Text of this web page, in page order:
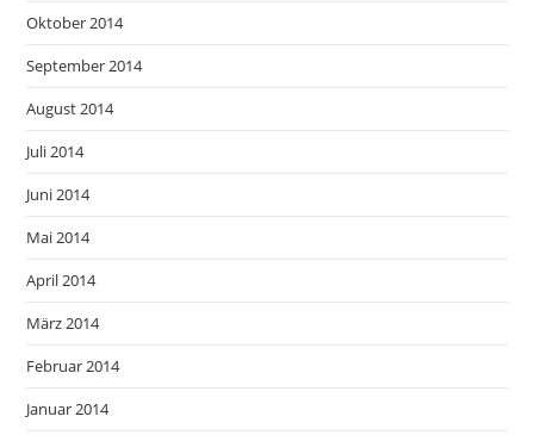
Oktober 2014
September 2014
August 2014
Juli 2014
Juni 2014
Mai 2014
April 2014
März 2014
Februar 2014
Januar 2014